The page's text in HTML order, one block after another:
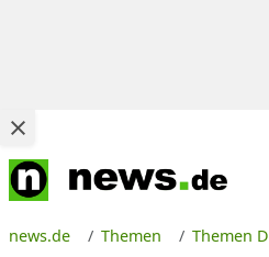
news.de Themen Themen D